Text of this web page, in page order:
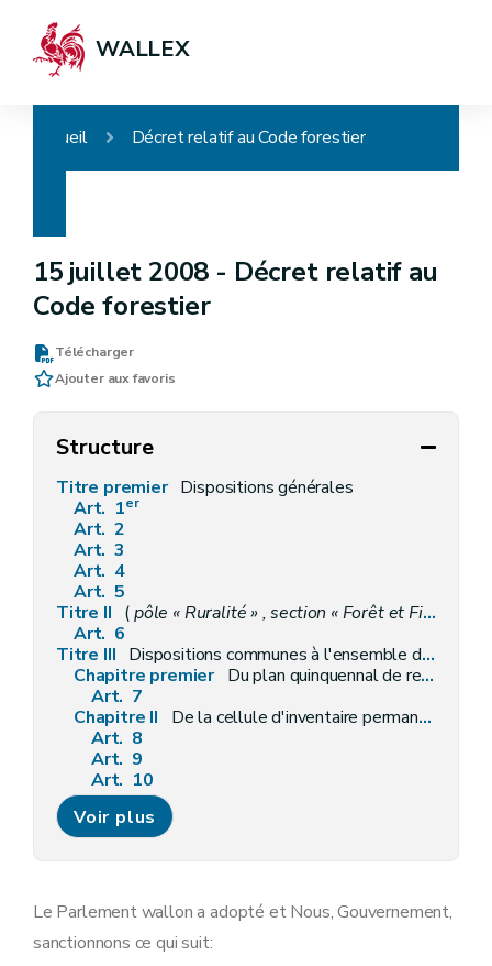
WALLEX
Accueil Décret relatif au Code forestier
15 juillet 2008 - Décret relatif au
Code forestier
Télécharger
Ajouter aux favoris
Structure
Titre premier Dispositions générales
Art. 1er
Art. 2
Art. 3
Art. 4
Art. 5
Titre II (pôle « Ruralité » , section « Forêt et Filière bois »
Art. 6
Titre III Dispositions communes à l'ensemble des bois et forêts
Chapitre premier Du plan quinquennal de recherches forestières
Art. 7
Chapitre II
De la cellule d'inventaire permanent des ressources forestières
Art. 8
Art. 9
Art. 10
Art. 11
Chapitre III
Art. 12
Art. 13
Art. 14bis
Voir plus
Le Parlement wallon a adopté et Nous, Gouvernement,
sanctionnons ce qui suit: